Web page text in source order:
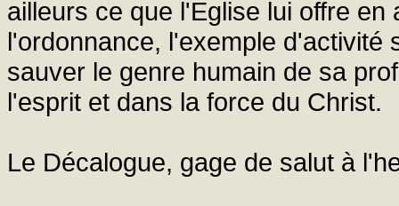
ailleurs ce que l'Eglise lui offre
l'ordonnance, l'exemple d'activité
sauver le genre humain de sa
l'esprit et dans la force du Christ.
Le Décalogue, gage de salut à